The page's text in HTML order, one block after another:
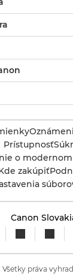
Prístupnosť
o
zakúpiť
Canon
práva